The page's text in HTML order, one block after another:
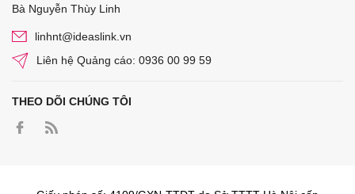
Bà Nguyễn Thùy Linh
linhnt@ideaslink.vn
Liên hệ Quảng cáo: 0936 00 99 59
THEO DÕI CHÚNG TÔI